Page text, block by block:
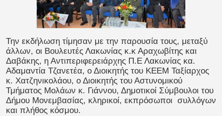
Την εκδήλωση τίμησαν με την παρουσία τους, μεταξύ
άλλων, οι Βουλευτές Λακωνίας κ.κ Αραχωβίτης και
Δαβάκης, η Αντιπεριφερειάρχης Π.Ε Λακωνίας κα.
Αδαμαντία Τζανετέα, ο Διοικητής του ΚΕΕΜ Ταξίαρχος
κ. Χατζηνικολάου, ο Διοικητής του Αστυνομικού
Τμήματος Μολάων κ. Γιάννου, Δημοτικοί Σύμβουλοι του
Δήμου Μονεμβασίας, κληρικοί, εκπρόσωποι συλλόγων
και πλήθος κόσμου.